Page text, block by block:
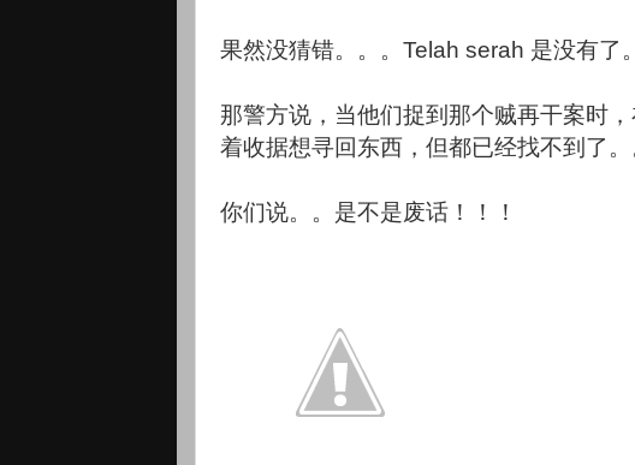
果然没猜错。。。Telah serah 是没有了
那警方说，当他们捉到那个贼再干案时
着收据想寻回东西，但都已经找不到了。
你们说。。是不是废话！！！